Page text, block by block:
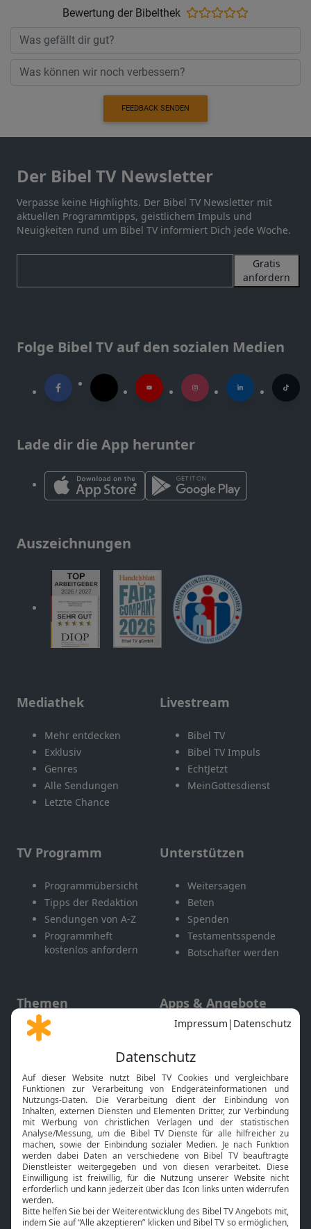
Bewertung der Bibelthek
FEEDBACK SENDEN
Der Bibel TV Newsletter
Verpasse keine Highlights. Der Bibel TV Newsletter mit
aktuellen Programmtipps, geistlichem Impuls und
Neuigkeiten rund um Bibel TV informiert Dich jede Woche.
Gratis
anfordern
Folge Bibel TV auf den sozialen Medien
Lade dir die App herunter
Auszeichnungen
Mediathek
Mehr entdecken
Exklusiv
Genres
Alle Sendungen
Letzte Chance
Livestream
Bibel TV
Bibel TV Impuls
EchtJetzt
MeinGottesdienst
TV Programm
Programmübersicht
Tipps der Redaktion
Sendungen von A-Z
Programmheft
kostenlos anfordern
Unterstützen
Weitersagen
Beten
Spenden
Testamentsspende
Botschafter werden
Themen
Gott und Bibel erklärt
Neuigkeiten
Apps & Angebote
Mobile App
Smart TV
HbbTV
Bibelthek Online-Bibel
Nächster Gottesdienst
Bibel TV
Über uns
Service
Kontakt